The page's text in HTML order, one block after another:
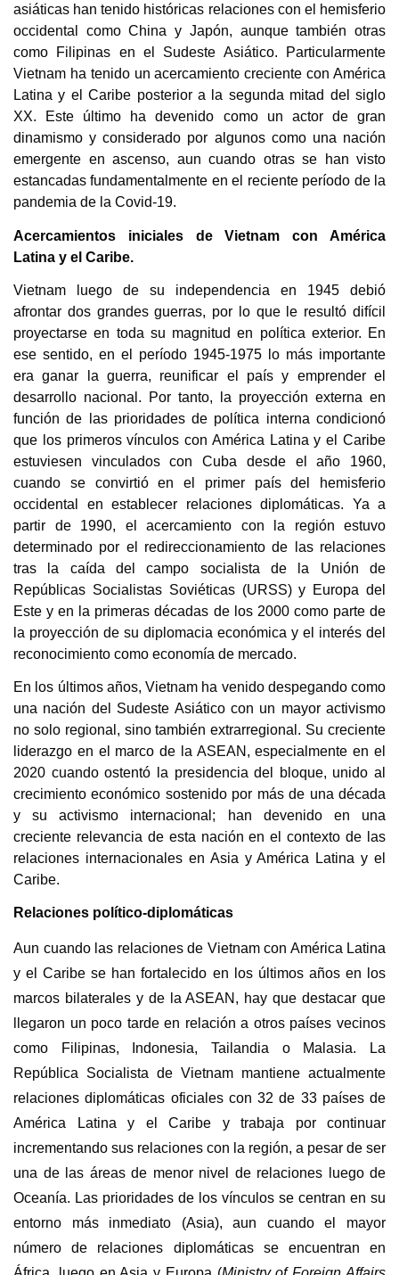
asiáticas han tenido históricas relaciones con el hemisferio
occidental como China y Japón, aunque también otras
como Filipinas en el Sudeste Asiático. Particularmente
Vietnam ha tenido un acercamiento creciente con América
Latina y el Caribe posterior a la segunda mitad del siglo
XX. Este último ha devenido como un actor de gran
dinamismo y considerado por algunos como una nación
emergente en ascenso, aun cuando otras se han visto
estancadas fundamentalmente en el reciente período de la
pandemia de la Covid-19.
Acercamientos iniciales de Vietnam con América
Latina y el Caribe.
Vietnam luego de su independencia en 1945 debió
afrontar dos grandes guerras, por lo que le resultó difícil
proyectarse en toda su magnitud en política exterior. En
ese sentido, en el período 1945-1975 lo más importante
era ganar la guerra, reunificar el país y emprender el
desarrollo nacional. Por tanto, la proyección externa en
función de las prioridades de política interna condicionó
que los primeros vínculos con América Latina y el Caribe
estuviesen vinculados con Cuba desde el año 1960,
cuando se convirtió en el primer país del hemisferio
occidental en establecer relaciones diplomáticas. Ya a
partir de 1990, el acercamiento con la región estuvo
determinado por el redireccionamiento de las relaciones
tras la caída del campo socialista de la Unión de
Repúblicas Socialistas Soviéticas (URSS) y Europa del
Este y en la primeras décadas de los 2000 como parte de
la proyección de su diplomacia económica y el interés del
reconocimiento como economía de mercado.
En los últimos años, Vietnam ha venido despegando como
una nación del Sudeste Asiático con un mayor activismo
no solo regional, sino también extrarregional. Su creciente
liderazgo en el marco de la ASEAN, especialmente en el
2020 cuando ostentó la presidencia del bloque, unido al
crecimiento económico sostenido por más de una década
y su activismo internacional; han devenido en una
creciente relevancia de esta nación en el contexto de las
relaciones internacionales en Asia y América Latina y el
Caribe.
Relaciones político-diplomáticas
Aun cuando las relaciones de Vietnam con América Latina
y el Caribe se han fortalecido en los últimos años en los
marcos bilaterales y de la ASEAN, hay que destacar que
llegaron un poco tarde en relación a otros países vecinos
como Filipinas, Indonesia, Tailandia o Malasia. La
República Socialista de Vietnam mantiene actualmente
relaciones diplomáticas oficiales con 32 de 33 países de
América Latina y el Caribe y trabaja por continuar
incrementando sus relaciones con la región, a pesar de ser
una de las áreas de menor nivel de relaciones luego de
Oceanía. Las prioridades de los vínculos se centran en su
entorno más inmediato (Asia), aun cuando el mayor
número de relaciones diplomáticas se encuentran en